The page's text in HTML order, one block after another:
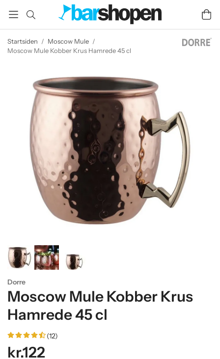
Startsiden / Moscow Mule /
Moscow Mule Kobber Krus Hamrede 45 cl
Dorre
Moscow Mule Kobber Krus
Hamrede 45 cl
(12)
kr.122